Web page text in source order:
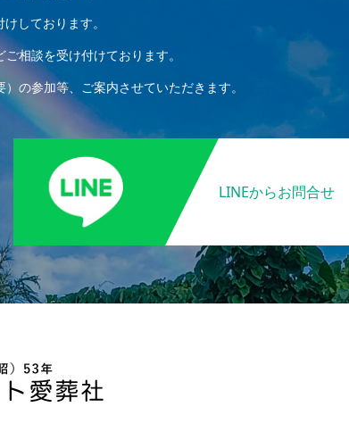
しております。
相談を受け付けております。
の参加等、ご案内させていただきます。
LINEからお問合せ